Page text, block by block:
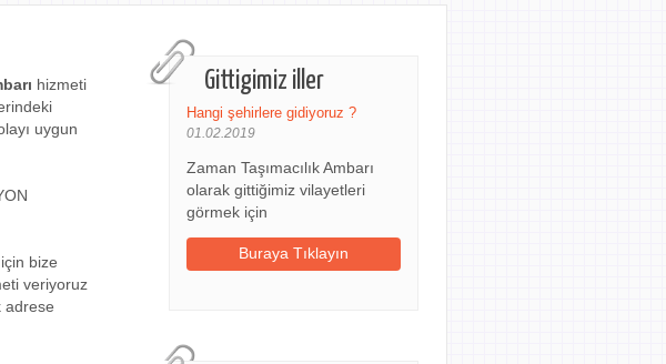
Gittigimiz iller
Hangi şehirlere gidiyoruz ?
01.02.2019
Zaman Taşımacılık Ambarı
olarak gittiğimiz vilayetleri
görmek için
Buraya Tıklayın
hizmeti
uygun
bize
veriyoruz
adrese